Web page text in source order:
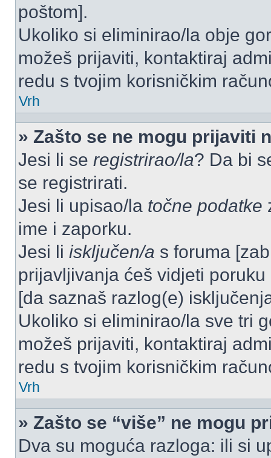
poštom].
Ukoliko si eliminirao/la obje
možeš prijaviti, kontaktiraj
redu s tvojim korisničkim
Vrh
» Zašto se ne mogu prijaviti
Jesi li se registrirao/la? Da bi
se registrirati.
Jesi li upisao/la točne podatke
ime i zaporku.
Jesi li isključen/a s foruma
prijavljivanja ćeš vidjeti
[da saznaš razlog(e)
Ukoliko si eliminirao/la sve tri
možeš prijaviti, kontaktiraj
redu s tvojim korisničkim
Vrh
» Zašto se “više” ne mogu
Dva su moguća razloga: ili si